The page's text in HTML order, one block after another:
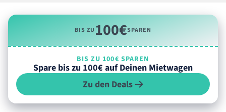
BIS ZU100€SPAREN
BIS ZU 100€ SPAREN
Spare bis zu 100€ auf Deinen Mietwagen
Zu den Deals